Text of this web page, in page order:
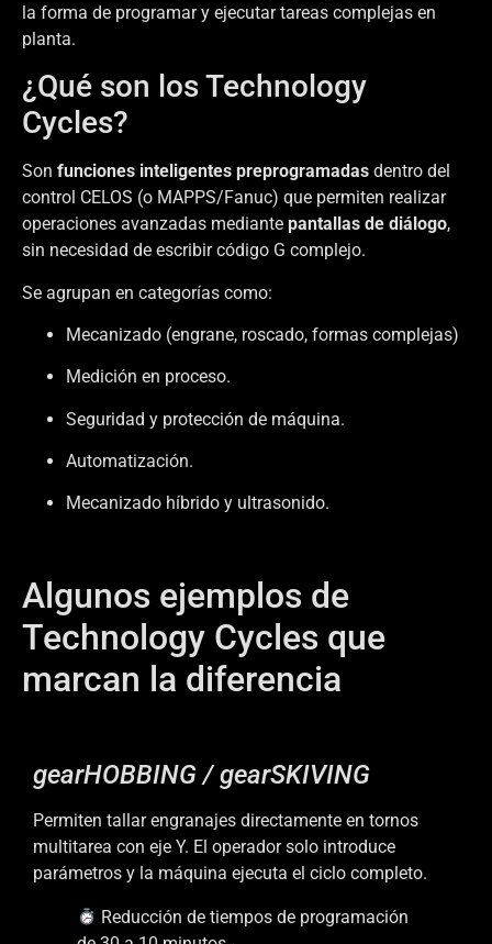
la forma de programar y ejecutar tareas complejas en
planta.
¿Qué son los Technology
Cycles?
Son funciones inteligentes preprogramadas dentro del
control CELOS (o MAPPS/Fanuc) que permiten realizar
operaciones avanzadas mediante pantallas de diálogo,
sin necesidad de escribir código G complejo.
Se agrupan en categorías como:
Mecanizado (engrane, roscado, formas complejas)
Medición en proceso.
Seguridad y protección de máquina.
Automatización.
Mecanizado híbrido y ultrasonido.
Algunos ejemplos de
Technology Cycles que
marcan la diferencia
gearHOBBING / gearSKIVING
Permiten tallar engranajes directamente en tornos
multitarea con eje Y. El operador solo introduce
parámetros y la máquina ejecuta el ciclo completo.
Reducción de tiempos de programación